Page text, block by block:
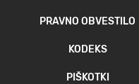
PRAVNO OBVESTILO
KODEKS
PIŠKOTKI